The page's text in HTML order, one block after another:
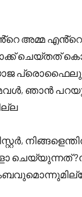
അമ്മ എൻ്റെ
ചെയ്തത്
ഞാൻ
ചെയ്യുന്നത്